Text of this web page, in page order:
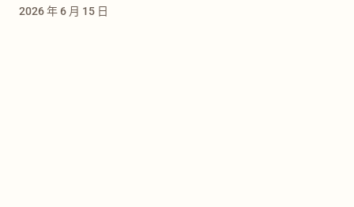
2026 年 6 月 15 日